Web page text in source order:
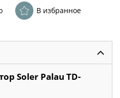
В избранное
Soler Palau TD-